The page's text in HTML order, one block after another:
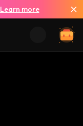
Learn more